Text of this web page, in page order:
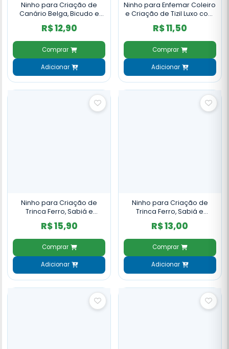
Ninho para Criação de
Canário Belga, Bicudo e
Tico Tico Fibra de Coco -
NH54
R$ 12,90
Comprar
Adicionar
Ninho para Enfemar Coleiro
e Criação de Tizil Luxo com
Juta - NH47
R$ 11,50
Comprar
Adicionar
Ninho para Criação de
Trinca Ferro, Sabiá e
Pássaro Preto Fibra de
Coco e Galho - NH39
R$ 15,90
Comprar
Adicionar
Ninho para Criação de
Trinca Ferro, Sabiá e
Pássaro Preto Juta e Sisal -
NH36
R$ 13,00
Comprar
Adicionar